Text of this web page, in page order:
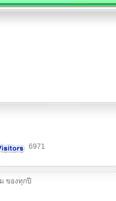
6971
ของทุกปี